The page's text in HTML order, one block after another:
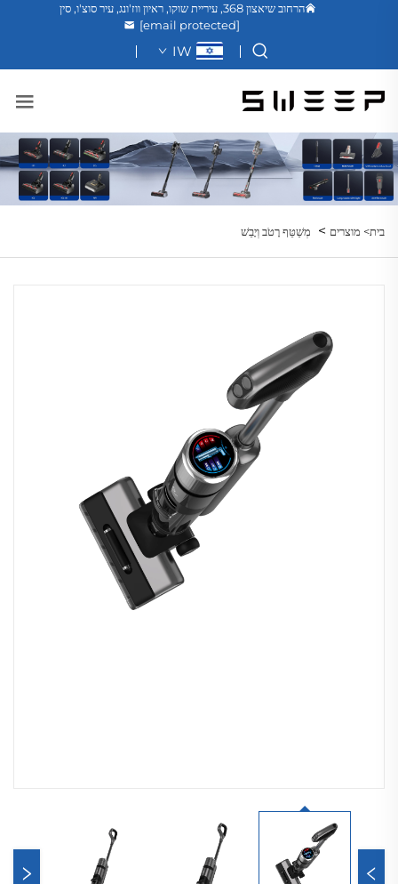
הרחוב שיאצון 368, עיריית שוקו, ראיון ווז'ונג, עיר סוצ'ו, סין
[email protected]
IW
בית> מוצרים > מְשַׁטֵּף רָטֹב וְיָבֵשׁ